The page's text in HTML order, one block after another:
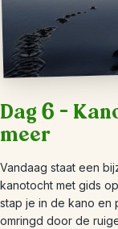
Dag 6 –
meer
Vandaag staat een
kanotocht met gids
stap je in de kano en
omringd door de